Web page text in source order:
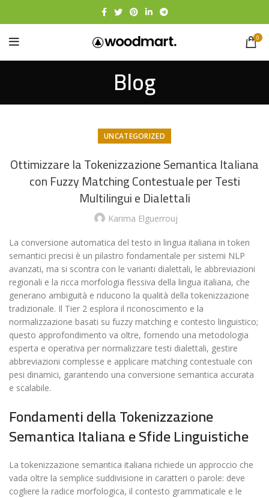
0
Blog
UNCATEGORIZED
Ottimizzare la Tokenizzazione Semantica Italiana
con Fuzzy Matching Contestuale per Testi
Multilingui e Dialettali
Karima Elguerrouj
La conversione automatica del testo in lingua italiana in token
semantici precisi è un pilastro fondamentale per sistemi NLP
avanzati, ma si scontra con le varianti dialettali, le abbreviazioni
regionali e la ricca morfologia flessiva della lingua italiana, che
generano ambiguità e riducono la qualità della tokenizzazione
tradizionale. Il Tier 2 esplora il riconoscimento e la
normalizzazione basati su fuzzy matching e contesto linguistico;
questo approfondimento va oltre, fornendo una metodologia
esperta e operativa per normalizzare testi dialettali, gestire
abbreviazioni complesse e applicare matching contestuale con
pesi dinamici, garantendo una conversione semantica accurata
e scalabile.
Fondamenti della Tokenizzazione
Semantica Italiana e Sfide Linguistiche
La tokenizzazione semantica italiana richiede un approccio che
vada oltre la semplice suddivisione in caratteri o parole: deve
cogliere la radice morfologica, il contesto grammaticale e le